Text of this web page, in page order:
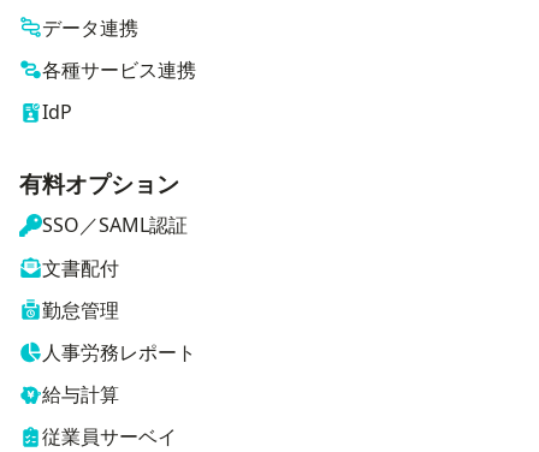
データ連携
各種サービス連携
IdP
有料オプション
SSO／SAML認証
文書配付
勤怠管理
人事労務レポート
給与計算
従業員サーベイ